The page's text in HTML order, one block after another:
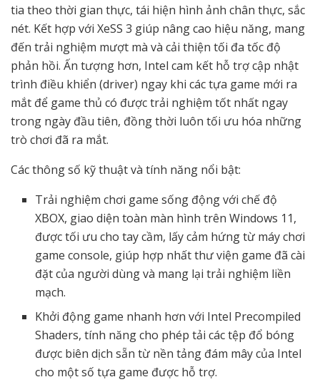
tia theo thời gian thực, tái hiện hình ảnh chân thực, sắc
nét. Kết hợp với XeSS 3 giúp nâng cao hiệu năng, mang
đến trải nghiệm mượt mà và cải thiện tối đa tốc độ
phản hồi. Ấn tượng hơn, Intel cam kết hỗ trợ cập nhật
trình điều khiển (driver) ngay khi các tựa game mới ra
mắt để game thủ có được trải nghiệm tốt nhất ngay
trong ngày đầu tiên, đồng thời luôn tối ưu hóa những
trò chơi đã ra mắt.
Các thông số kỹ thuật và tính năng nổi bật:
Trải nghiệm chơi game sống động với chế độ
XBOX, giao diện toàn màn hình trên Windows 11,
được tối ưu cho tay cầm, lấy cảm hứng từ máy chơi
game console, giúp hợp nhất thư viện game đã cài
đặt của người dùng và mang lại trải nghiệm liền
mạch.
Khởi động game nhanh hơn với Intel Precompiled
Shaders, tính năng cho phép tải các tệp đổ bóng
được biên dịch sẵn từ nền tảng đám mây của Intel
cho một số tựa game được hỗ trợ.